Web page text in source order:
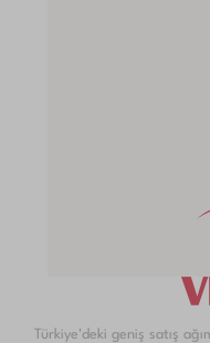
Türkiye'deki geniş satış